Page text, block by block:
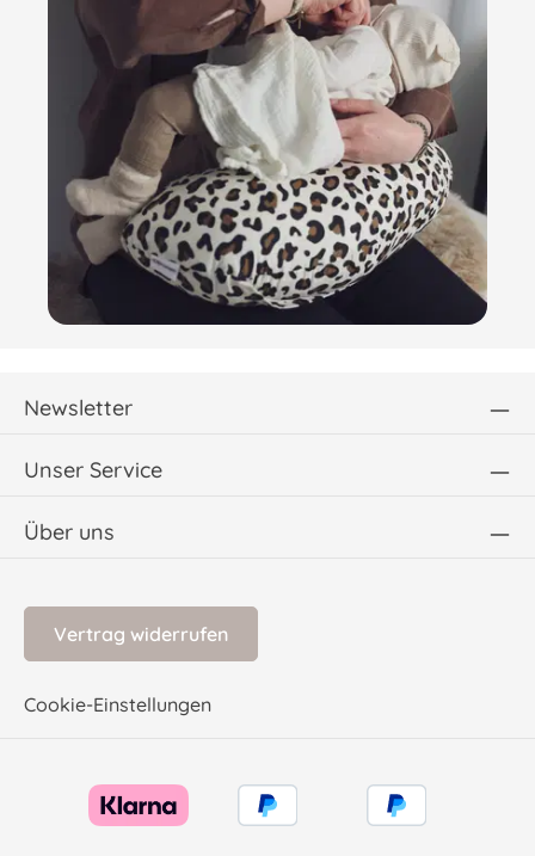
Newsletter
Unser Service
Über uns
Vertrag widerrufen
Cookie-Einstellungen